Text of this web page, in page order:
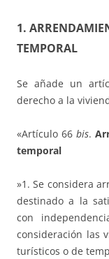
1.
TEMPORAL
Se añade un
derecho a la
«Artículo 66 bis.
temporal
»1. Se considera
destinado a la
con
consideración las
turísticos o de